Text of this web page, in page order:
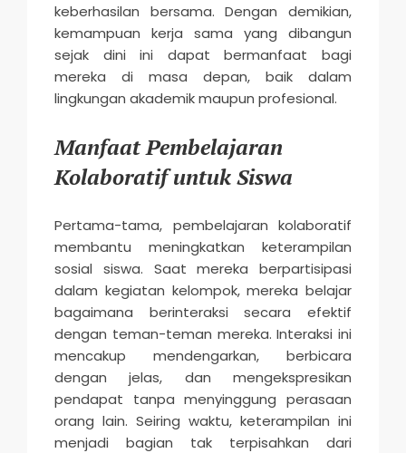
keberhasilan bersama. Dengan demikian,
kemampuan kerja sama yang dibangun
sejak dini ini dapat bermanfaat bagi
mereka di masa depan, baik dalam
lingkungan akademik maupun profesional.
Manfaat Pembelajaran
Kolaboratif untuk Siswa
Pertama-tama, pembelajaran kolaboratif
membantu meningkatkan keterampilan
sosial siswa. Saat mereka berpartisipasi
dalam kegiatan kelompok, mereka belajar
bagaimana berinteraksi secara efektif
dengan teman-teman mereka. Interaksi ini
mencakup mendengarkan, berbicara
dengan jelas, dan mengekspresikan
pendapat tanpa menyinggung perasaan
orang lain. Seiring waktu, keterampilan ini
menjadi bagian tak terpisahkan dari